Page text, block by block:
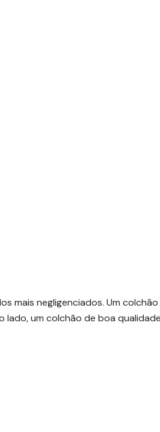
mais negligenciados. Um
lado, um colchão de boa